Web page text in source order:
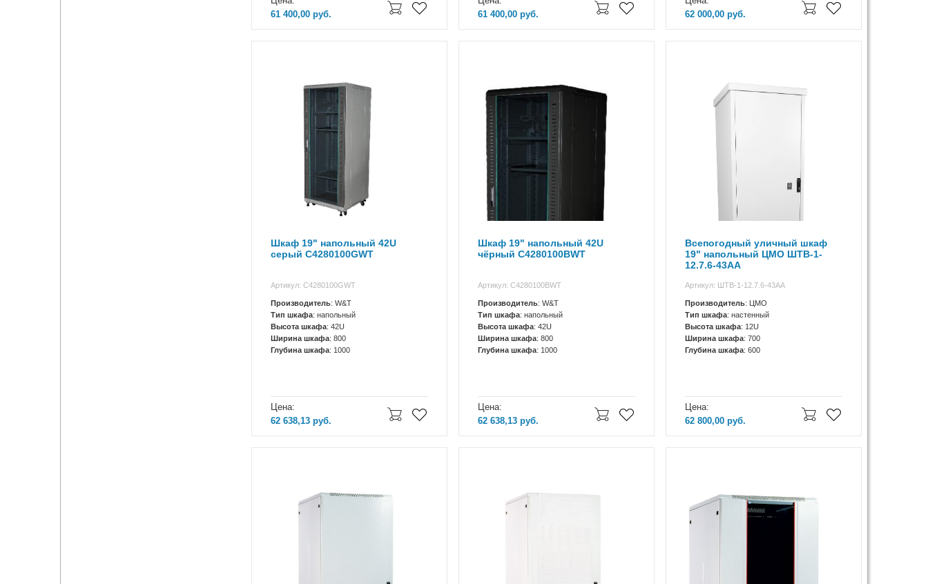
61 400,00 руб.
61 400,00руб.
62 000,00руб.
Шкаф 19" напольный 42U
серый C4280100GWT
Артикул: C4280100GWT
Производитель: W&T
Тип шкафа: напольный
Высота шкафа: 42U
Ширина шкафа: 800
Глубина шкафа: 1000
Цена:
62 638,13 руб.
Шкаф 19" напольный 42U
чёрный C4280100BWT
Артикул: C4280100BWT
Производитель: W&T
Тип шкафа: напольный
Высота шкафа: 42U
Ширина шкафа: 800
Глубина шкафа: 1000
Цена:
62 638,13руб.
Всепогодный уличный шкаф
19" напольный ЦМО ШТВ-1-
12.7.6-43АА
Артикул: ШТВ-1-12.7.6-43АА
Производитель: ЦМО
Тип шкафа: настенный
Высота шкафа: 12U
Ширина шкафа: 700
Глубина шкафа: 600
Цена:
62 800,00руб.